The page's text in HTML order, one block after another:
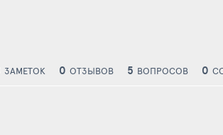
ЗАМЕТОК 0 ОТЗЫВОВ 5 ВОПРОСОВ 0